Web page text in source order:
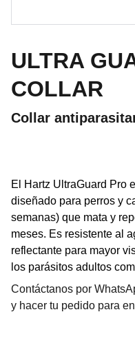
ULTRA
COLLAR
Collar
El Hartz UltraGuard Pro
diseñado para perros y
semanas) que mata y
meses. Es resistente al
reflectante para mayor
los parásitos adultos
Contáctanos por
y hacer tu pedido para